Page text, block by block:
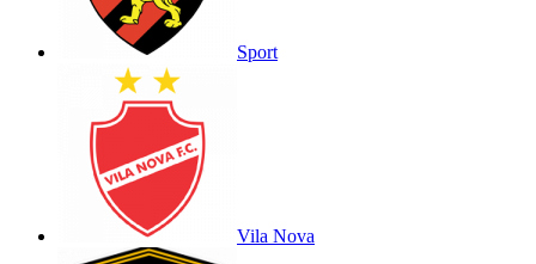
Sport
Vila Nova